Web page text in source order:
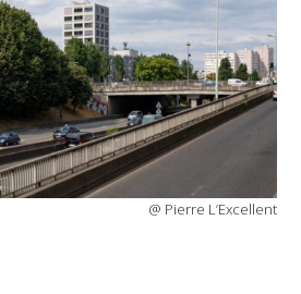
@ Pierre L’Excellent